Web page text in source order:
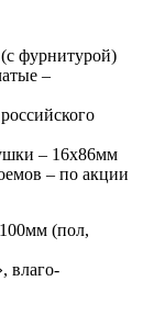
фурнитурой)
–
– 16х86мм
– по акции
(пол,
влаго-